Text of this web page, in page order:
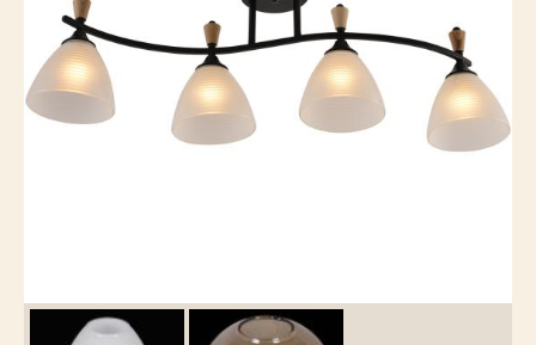
Контакты
Каталог
товаров